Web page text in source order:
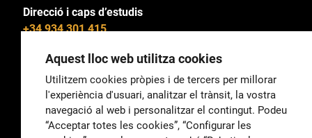
Direcció i caps d’estudis
+34 934 301 415
General
correu@escoladeltreball.org
Aquest lloc web utilitza cookies
Utilitzem cookies pròpies i de tercers per millorar
l'experiència d'usuari, analitzar el trànsit, la vostra
navegació al web i personalitzar el contingut. Podeu
“Acceptar totes les cookies”, “Configurar les